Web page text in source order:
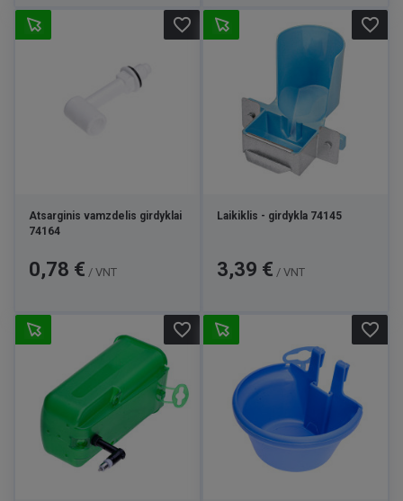
Atsarginis vamzdelis girdyklai
74164
Kaina
0,78 € / VNT
favorite_border
Laikiklis - girdykla 74145
Kaina
3,39 € / VNT
favorite_border
favorite_border favorite_border